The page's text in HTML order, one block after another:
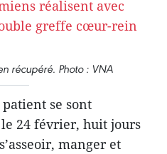
récupéré. Photo : VNA
se sont
24 février, huit jours
manger et